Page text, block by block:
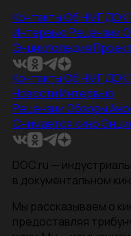
КонтактыОб НМГ ДОК
ИнтервьюРецензии
Энциклопедия
КонтактыОб НМГ ДОК
НовостиИнтервью
РецензииОбзоры
Снимается кино
DOC.ru —
в документальном
Мы рассказываем о
предоставляя